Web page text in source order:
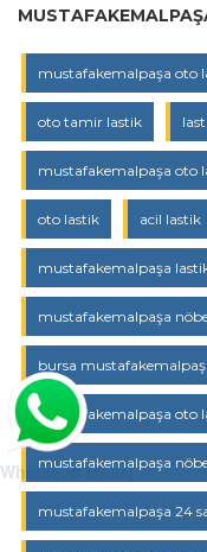
Whatsapp Mesaj
mustafakemalpaşa oto
oto tamir lastik
mustafakemalpaşa oto
oto lastik acil lastik
mustafakemalpaşa
mustafakemalpaşa
bursa
mustafakemalpaşa oto
mustafakemalpaşa
mustafakemalpaşa 24